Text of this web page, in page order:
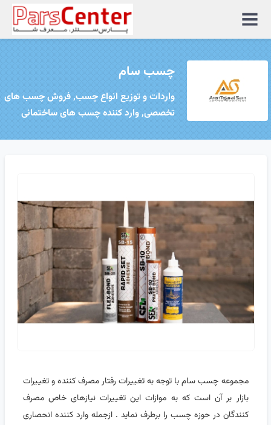
منوی
سایت
چسب سام
واردات و توزیع انواع چسب, فروش چسب های
تخصصی, وارد کننده چسب های ساختمانی
مجموعه چسب سام با توجه به تغییرات رفتار مصرف کننده و تغییرات
بازار بر آن است که به موازات این تغییرات نیازهای خاص مصرف
کنندگان در حوزه چسب را برطرف نماید . ازجمله وارد کننده انحصاری